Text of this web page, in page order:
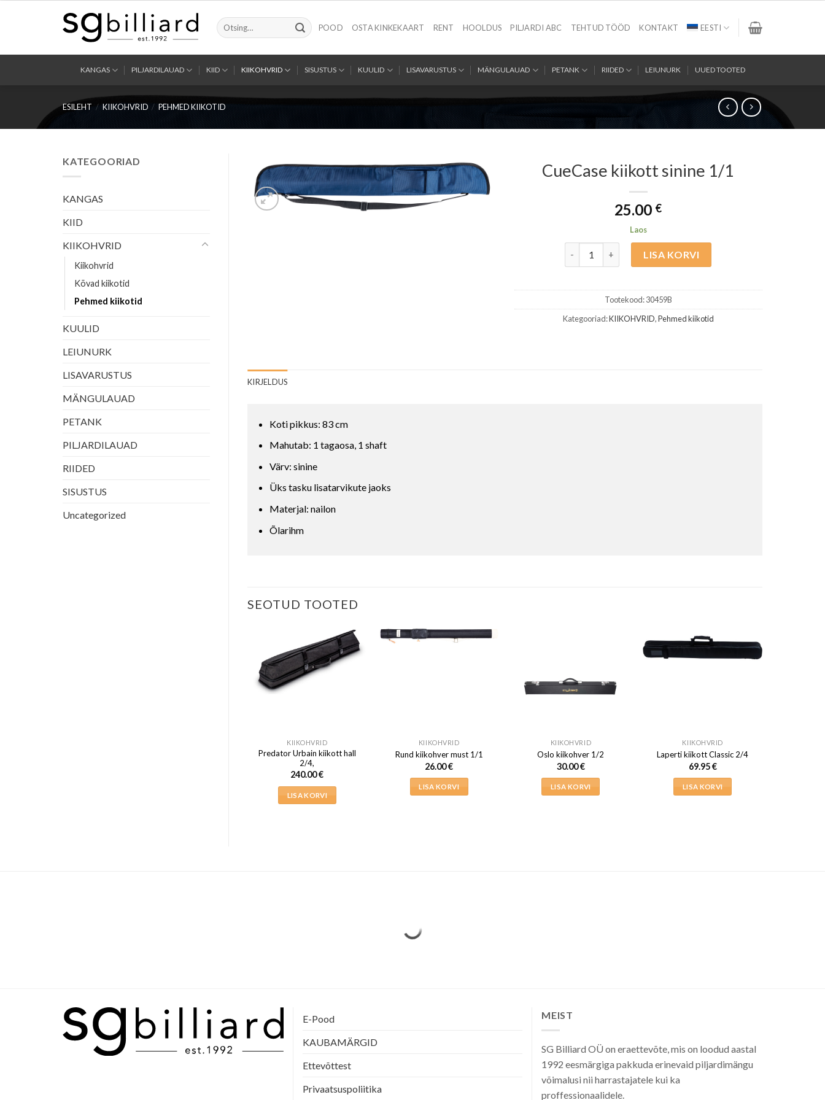
Otsi:
POOD OSTA KINKEKAART RENT HOOLDUS PILJARDI ABC TEHTUD TÖÖD KONTAKT EESTI
KANGAS PILJARDILAUAD KIID KIIKOHVRID SISUSTUS KUULID LISAVARUSTUS MÄNGULAUAD PETANK RIIDED LEIUNURK UUED TOOTED
ESILEHT / KIIKOHVRID / PEHMED KIIKOTID
KATEGOORIAD
KANGAS
KIID
KIIKOHVRID
Kiikohvrid
Kõvad kiikotid
Pehmed kiikotid
KUULID
LEIUNURK
LISAVARUSTUS
MÄNGULAUAD
PETANK
PILJARDILAUAD
RIIDED
SISUSTUS
Uncategorized
CueCase kiikott sinine 1/1
25.00 €
Laos
LISA KORVI
Tootekood:30459B
Kategooriad:KIIKOHVRID,Pehmed kiikotid
KIRJELDUS
Koti pikkus: 83 cm
Mahutab: 1 tagaosa, 1 shaft
Värv: sinine
Üks tasku lisatarvikute jaoks
Materjal: nailon
Õlarihm
SEOTUD TOOTED
KIIKOHVRID
Predator Urbain kiikott hall
2/4,
240.00€
LISA KORVI
KIIKOHVRID
Rund kiikohver must 1/1
26.00€
LISA KORVI
KIIKOHVRID
Oslo kiikohver 1/2
30.00€
LISA KORVI
KIIKOHVRID
Laperti kiikott Classic 2/4
69.95€
LISA KORVI
E-Pood
KAUBAMÄRGID
Ettevõttest
Privaatsuspoliitika
MEIST
SG Billiard OÜ on eraettevõte, mis on loodud aastal
1992 eesmärgiga pakkuda erinevaid piljardimängu
võimalusi nii harrastajatele kui ka
proffessionaalidele.